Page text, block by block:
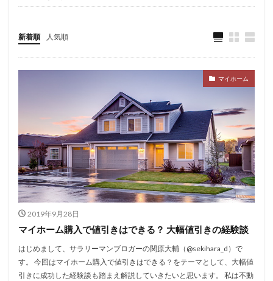
新着順 人気順
マイホーム
2019年9月28日
マイホーム購入で値引きはできる？ 大幅値引きの経験談
はじめまして、サラリーマンブロガーの関原大輔（@sekihara_d）で
す。 今回はマイホーム購入で値引きはできる？をテーマとして、大幅値
引きに成功した経験談も踏まえ解説していきたいと思います。 私は不動